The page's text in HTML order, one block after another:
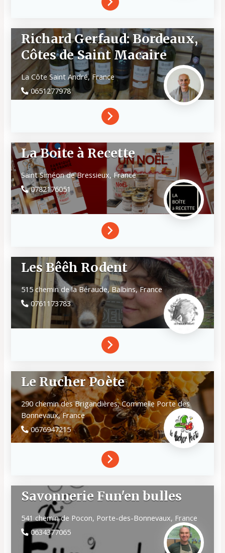
Richard Gerfaud: Bordeaux,
Côtes de Saint Macaire
La Côte Saint André, France
0651277978
La Boite à Recette
Saint Siméon de Bressieux,France
0782176051
Les Bêêh Rodent
515 chemin de la Béraude,Balbins,France
0761173783
Le Rucher Poète
290 chemin des Brigandières, CommellePorte des
Bonnevaux,France
0676947215
Savonnerie Fun'en bulles
541 chemin de Pocon, Porte-des-Bonnevaux, France
0634377065